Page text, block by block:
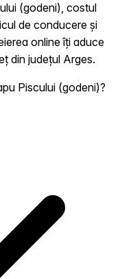
(godeni), costul
de conducere și
online îți aduce
din județul Arges.
Piscului (godeni)?